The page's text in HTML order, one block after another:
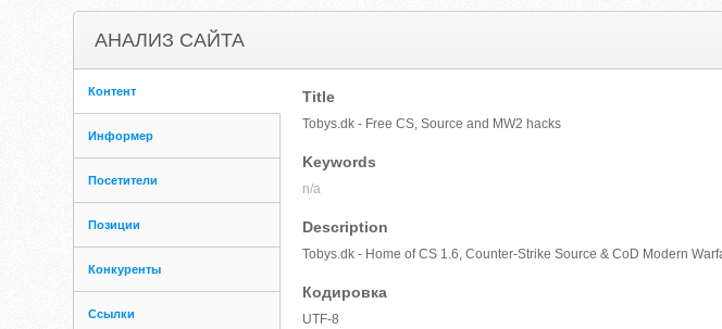
АНАЛИЗ САЙТА
Контент
Информер
Посетители
Позиции
Конкуренты
Ссылки
Title
Tobys.dk - Free CS, Source and MW2 hacks
Keywords
n/a
Description
Tobys.dk - Home of CS 1.6, Counter-Strike Source & CoD Modern
Кодировка
UTF-8